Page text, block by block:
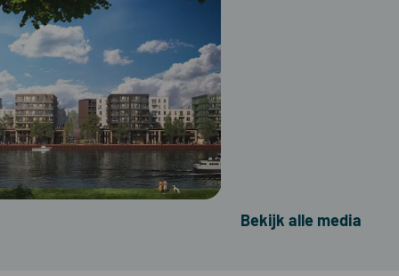
Bekijk alle media